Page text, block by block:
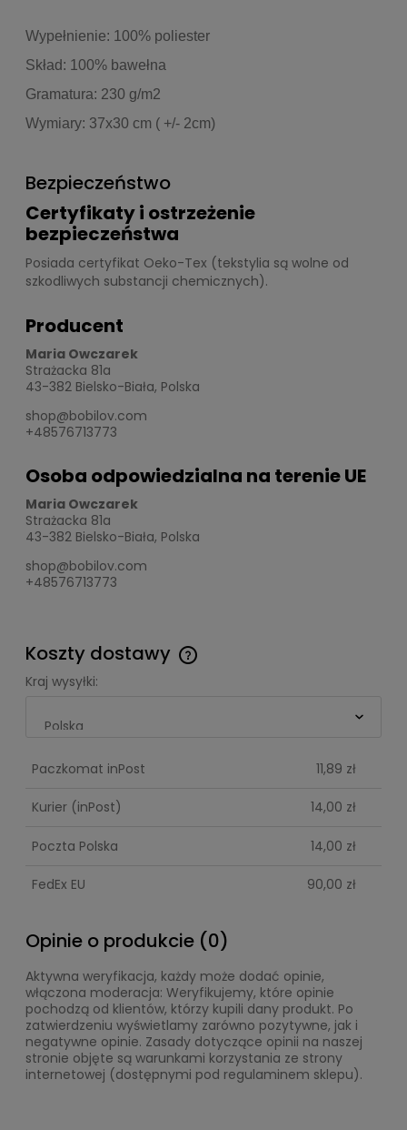
Wypełnienie: 100% poliester
Skład: 100% bawełna
Gramatura: 230 g/m2
Wymiary: 37x30 cm ( +/- 2cm)
Bezpieczeństwo
Certyfikaty i ostrzeżenie
bezpieczeństwa
Posiada certyfikat Oeko-Tex (tekstylia są wolne od
szkodliwych substancji chemicznych).
Producent
Maria Owczarek
Strażacka 81a
43-382 Bielsko-Biała, Polska
shop@bobilov.com
+48576713773
Osoba odpowiedzialna na terenie UE
Maria Owczarek
Strażacka 81a
43-382 Bielsko-Biała, Polska
shop@bobilov.com
+48576713773
Koszty dostawy
Cena nie zawiera ewentualnych kosztów płatności
Kraj wysyłki:
Paczkomat inPost 11,89 zł
Kurier (inPost) 14,00 zł
Poczta Polska 14,00 zł
FedEx EU 90,00 zł
Opinie o produkcie (0)
Aktywna weryfikacja, każdy może dodać opinie,
włączona moderacja: Weryfikujemy, które opinie
pochodzą od klientów, którzy kupili dany produkt. Po
zatwierdzeniu wyświetlamy zarówno pozytywne, jak i
negatywne opinie. Zasady dotyczące opinii na naszej
stronie objęte są warunkami korzystania ze strony
internetowej (dostępnymi pod regulaminem sklepu).